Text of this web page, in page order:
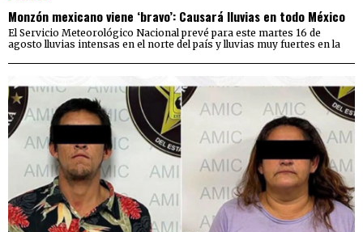
Monzón mexicano viene ‘bravo’: Causará lluvias en todo México
El Servicio Meteorológico Nacional prevé para este martes 16 de
agosto lluvias intensas en el norte del país y lluvias muy fuertes en la